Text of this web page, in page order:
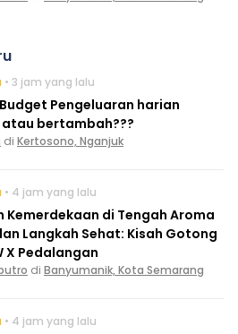
• 3 jam yang lalu
Pengeluaran harian
bertambah???
di Kertosono, Nganjuk
• 4 jam yang lalu
Kemerdekaan di Tengah Aroma
Langkah Sehat: Kisah Gotong
X Pedalangan
di Banyumanik, Kota Semarang
• 4 jam yang lalu